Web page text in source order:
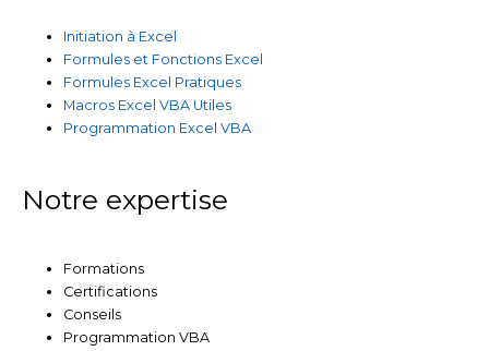
Initiation à Excel
Formules et Fonctions Excel
Formules Excel Pratiques
Macros Excel VBA Utiles
Programmation Excel VBA
Notre expertise
Formations
Certifications
Conseils
Programmation VBA